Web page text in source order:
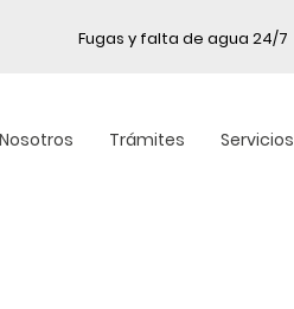
Fugas y falta de agua 24/7
Nosotros Trámites Servicios